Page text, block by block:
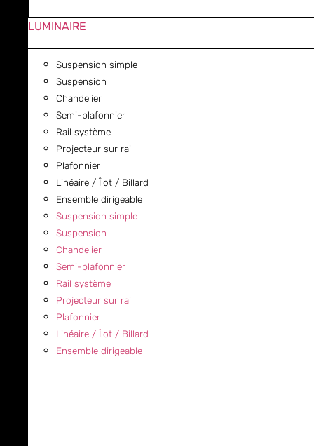
LUMINAIRE
Suspension simple
Suspension
Chandelier
Semi-plafonnier
Rail système
Projecteur sur rail
Plafonnier
Linéaire / Îlot / Billard
Ensemble dirigeable
Suspension simple
Suspension
Chandelier
Semi-plafonnier
Rail système
Projecteur sur rail
Plafonnier
Linéaire / Îlot / Billard
Ensemble dirigeable